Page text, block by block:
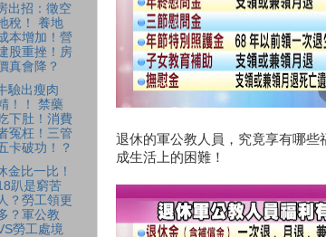
退休的軍公教人員，究竟享有哪些
成生活上的困難！
出招：徵空
稅！ 養地
本增加！營
股重挫！房
真會降？
驗出瘦肉
！！ 禁藥
下肚！消費
冤枉！三管
卡破功！？
金比一比！
趴是窮苦
？勞工領更
？軍公教
勞工處境